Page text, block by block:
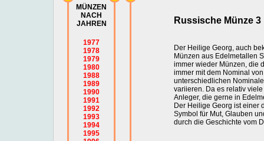
MÜNZEN
NACH
JAHREN
1977
1978
1979
1980
1988
1989
1990
1991
1992
1993
1994
1995
Russische Münze
Der Heilige Georg, auch
Münzen aus Edelmetallen
immer wieder Münzen, die
immer mit dem Nominal
unterschiedlichen
variieren. Da es relativ
Anleger, die gerne in
Der Heilige Georg ist einer
Symbol für Mut, Glauben
durch die Geschichte vom